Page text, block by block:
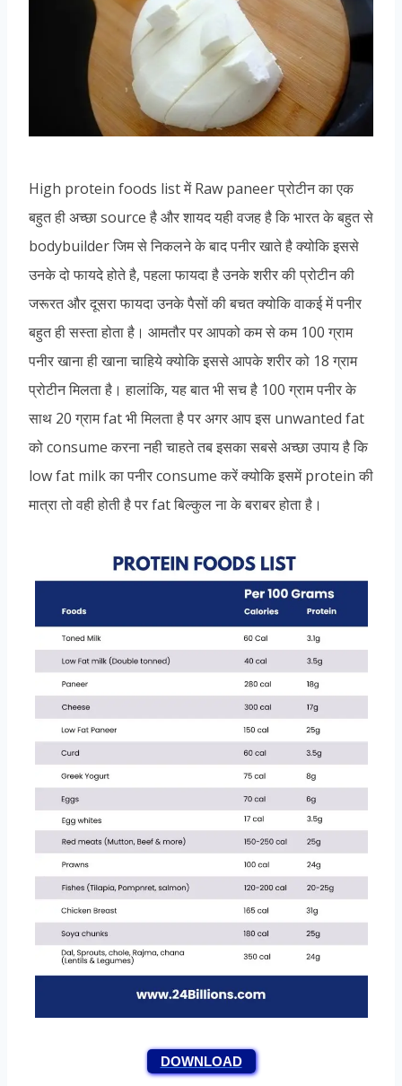
High protein foods list में Raw paneer प्रोटीन का एक
बहुत ही अच्छा source है और शायद यही वजह है कि भारत के बहुत से
bodybuilder जिम से निकलने के बाद पनीर खाते है क्योकि इससे
उनके दो फायदे होते है, पहला फायदा है उनके शरीर की प्रोटीन की
जरूरत और दूसरा फायदा उनके पैसों की बचत क्योकि वाकई में पनीर
बहुत ही सस्ता होता है। आमतौर पर आपको कम से कम 100 ग्राम
पनीर खाना ही खाना चाहिये क्योकि इससे आपके शरीर को 18 ग्राम
प्रोटीन मिलता है। हालांकि, यह बात भी सच है 100 ग्राम पनीर के
साथ 20 ग्राम fat भी मिलता है पर अगर आप इस unwanted fat
को consume करना नही चाहते तब इसका सबसे अच्छा उपाय है कि
low fat milk का पनीर consume करें क्योकि इसमें protein की
मात्रा तो वही होती है पर fat बिल्कुल ना के बराबर होता है।
DOWNLOAD